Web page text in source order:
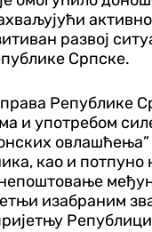
развој
Српске.
Републике
и употребом
овлашћења”
као и потпуно
изабраним